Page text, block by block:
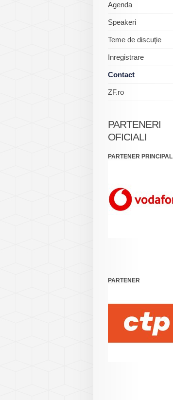
Agenda
Speakeri
Teme de discuţie
Inregistrare
Contact
ZF.ro
PARTENERI
OFICIALI
PARTENER PRINCIPAL
PARTENER